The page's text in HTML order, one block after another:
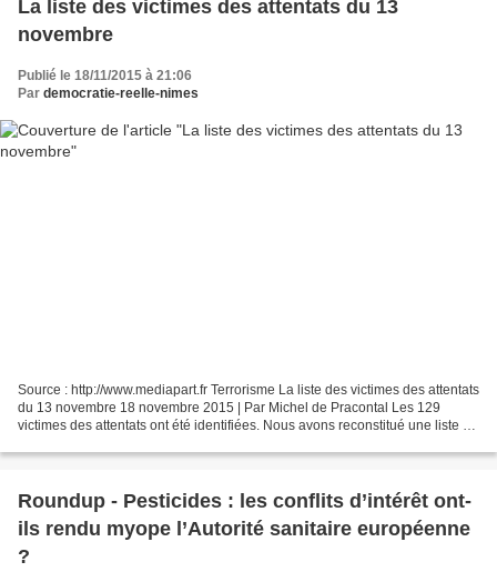
La liste des victimes des attentats du 13
novembre
Publié le 18/11/2015 à 21:06
Par democratie-reelle-nimes
Source : http://www.mediapart.fr Terrorisme La liste des victimes des attentats
du 13 novembre 18 novembre 2015 | Par Michel de Pracontal Les 129
victimes des attentats ont été identifiées. Nous avons reconstitué une liste de
Roundup - Pesticides : les conflits d’intérêt ont-
ils rendu myope l’Autorité sanitaire européenne
?